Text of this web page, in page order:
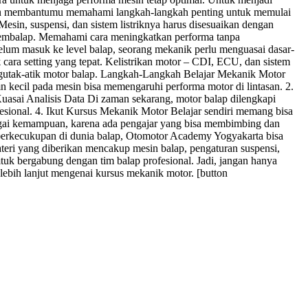
memahami langkah-langkah penting untuk memulai
suspensi, dan sistem listriknya harus disesuaikan dengan
Memahami cara meningkatkan performa tanpa
masuk ke level balap, seorang mekanik perlu menguasai dasar-
setting yang tepat. Kelistrikan motor – CDI, ECU, dan sistem
atik motor balap. Langkah-Langkah Belajar Mekanik Motor
pada mesin bisa memengaruhi performa motor di lintasan. 2.
Analisis Data Di zaman sekarang, motor balap dilengkapi
4. Ikut Kursus Mekanik Motor Belajar sendiri memang bisa
kemampuan, karena ada pengajar yang bisa membimbing dan
di dunia balap, Otomotor Academy Yogyakarta bisa
yang diberikan mencakup mesin balap, pengaturan suspensi,
bergabung dengan tim balap profesional. Jadi, jangan hanya
lanjut mengenai kursus mekanik motor. [button